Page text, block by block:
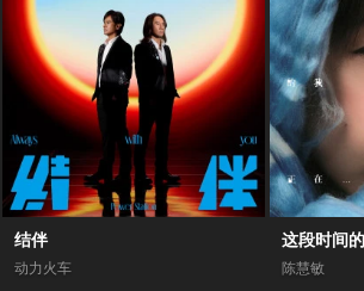
结伴
动力火车
这段时间
陈慧敏